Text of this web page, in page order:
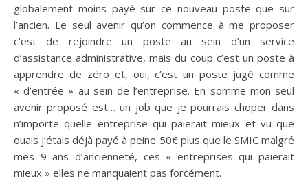
globalement moins payé sur ce nouveau poste que sur
l’ancien. Le seul avenir qu’on commence à me proposer
c’est de rejoindre un poste au sein d’un service
d’assistance administrative, mais du coup c’est un poste à
apprendre de zéro et, oui, c’est un poste jugé comme
« d’entrée » au sein de l’entreprise. En somme mon seul
avenir proposé est… un job que je pourrais choper dans
n’importe quelle entreprise qui paierait mieux et vu que
ouais j’étais déjà payé à peine 50€ plus que le SMIC malgré
mes 9 ans d’ancienneté, ces « entreprises qui paierait
mieux » elles ne manquaient pas forcément.